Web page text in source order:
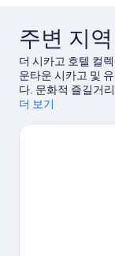
1,006
주변 지
더 시카고 호텔 컬
운타운 시카고 및
다. 문화적 즐길거
스 박물관에 가보세
트 비치도 가볼 만
더 보기